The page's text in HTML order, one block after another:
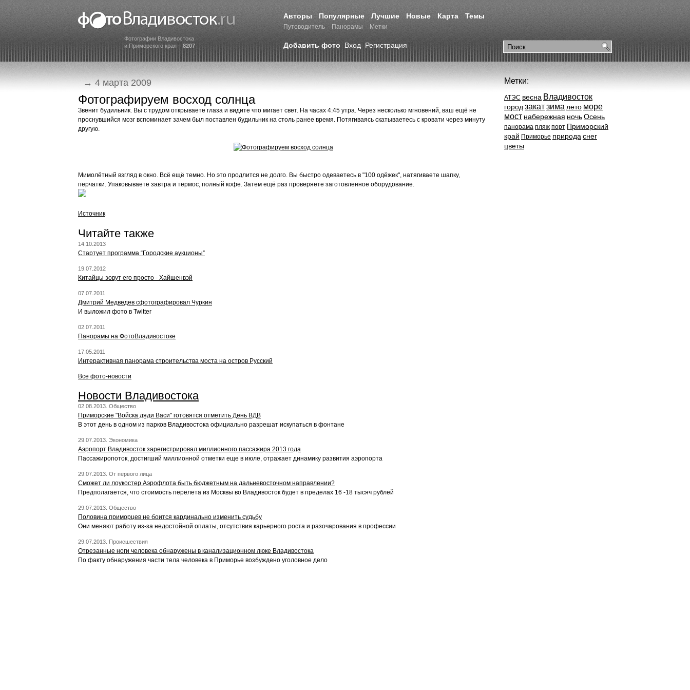
Фотографии Владивостока
и Приморского края – 8207
Авторы Популярные Лучшие Новые Карта Темы
Путеводитель Панорамы Метки
Добавить фото Вход Регистрация
→ 4 марта 2009
Фотографируем восход солнца
Звенит будильник. Вы с трудом открываете глаза и видите что мигает свет. На часах 4:45 утра. Через несколько мгновений, ваш ещё не
проснувшийся мозг вспоминает зачем был поставлен будильник на столь ранее время. Потягиваясь скатываетесь с кровати через минуту
другую.
Мимолётный взгляд в окно. Всё ещё темно. Но это продлится не долго. Вы быстро одеваетесь в "100 одёжек", натягиваете шапку,
перчатки. Упаковываете завтра и термос, полный кофе. Затем ещё раз проверяете заготовленное оборудование.
Источник
Читайте также
14.10.2013
Стартует программа “Городские аукционы”
19.07.2012
Китайцы зовут его просто - Хайшенвэй
07.07.2011
Дмитрий Медведев сфотографировал Чуркин
И выложил фото в Twitter
02.07.2011
Панорамы на ФотоВладивостоке
17.05.2011
Интерактивная панорама строительства моста на остров Русский
Все фото-новости
Новости Владивостока
02.08.2013. Общество
Приморские "Войска дяди Васи" готовятся отметить День ВДВ
В этот день в одном из парков Владивостока официально разрешат искупаться в фонтане
29.07.2013. Экономика
Аэропорт Владивосток зарегистрировал миллионного пассажира 2013 года
Пассажиропоток, достигший миллионной отметки еще в июле, отражает динамику развития аэропорта
29.07.2013. От первого лица
Сможет ли лоукостер Аэрофлота быть бюджетным на дальневосточном направлении?
Предполагается, что стоимость перелета из Москвы во Владивосток будет в пределах 16 -18 тысяч рублей
29.07.2013. Общество
Половина приморцев не боится кардинально изменить судьбу
Они меняют работу из-за недостойной оплаты, отсутствия карьерного роста и разочарования в профессии
29.07.2013. Происшествия
Отрезанные ноги человека обнаружены в канализационном люке Владивостока
По факту обнаружения части тела человека в Приморье возбуждено уголовное дело
Метки:
АТЭС весна Владивосток
город закатзима лето море
мост набережная ночьОсень
панорама пляж порт Приморский
край Приморье природа снег
цветы